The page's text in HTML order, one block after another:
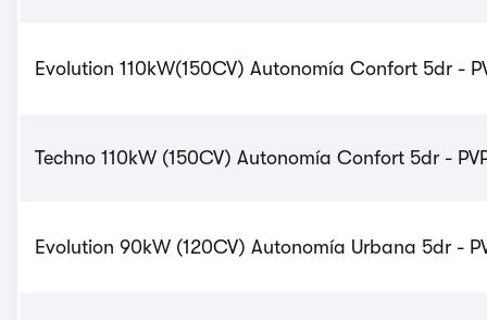
Evolution 110kW(150CV) Autonomía Confort 5dr -
Techno 110kW (150CV) Autonomía Confort 5dr -
Evolution 90kW (120CV) Autonomía Urbana 5dr -